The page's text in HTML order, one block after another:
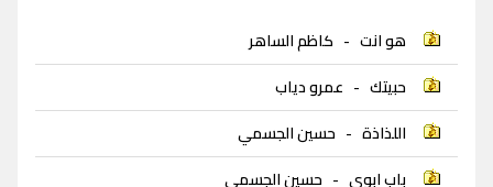
هو انت - كاظم الساهر
حبيتك - عمرو دياب
اللذاذة - حسين الجسمي
باب ابوي - حسين الجسمي